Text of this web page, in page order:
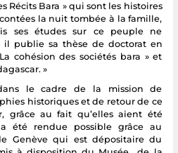
Récits Bara » qui sont les histoires
la nuit tombée à la famille,
ses études sur ce peuple ne
il publie sa thèse de doctorat en
cohésion des sociétés bara » et
»
le cadre de la mission de
historiques et de retour de ce
grâce au fait qu’elles aient été
a été rendue possible grâce au
Genève qui est dépositaire du